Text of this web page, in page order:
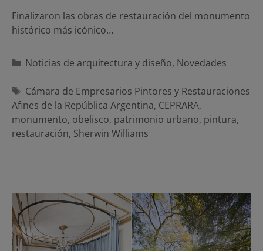
Finalizaron las obras de restauración del monumento
histórico más icónico…
Categorías
Noticias de arquitectura y diseño, Novedades
Etiquetas
Cámara de Empresarios Pintores y Restauraciones
Afines de la República Argentina, CEPRARA,
monumento, obelisco, patrimonio urbano, pintura,
restauración, Sherwin Williams